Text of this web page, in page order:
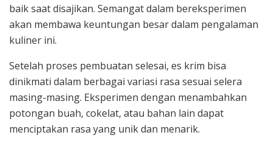
baik saat disajikan. Semangat dalam bereksperimen
akan membawa keuntungan besar dalam pengalaman
kuliner ini.
Setelah proses pembuatan selesai, es krim bisa
dinikmati dalam berbagai variasi rasa sesuai selera
masing-masing. Eksperimen dengan menambahkan
potongan buah, cokelat, atau bahan lain dapat
menciptakan rasa yang unik dan menarik.